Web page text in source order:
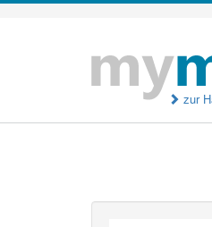
zur